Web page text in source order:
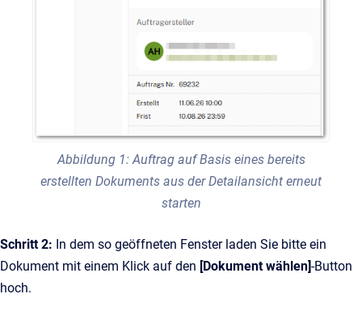
Abbildung 1: Auftrag auf Basis eines bereits
erstellten Dokuments aus der Detailansicht erneut
starten
Schritt 2: In dem so geöffneten Fenster laden Sie bitte ein
Dokument mit einem Klick auf den [Dokument wählen]-Button
hoch.